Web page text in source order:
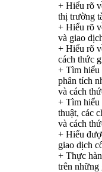
+ Hiểu rõ
thị trường
+ Hiểu rõ
và giao
+ Hiểu rõ
cách thức
+ Tìm hiểu
phân tích
và cách
+ Tìm hiểu
thuật, các
và cách
+ Hiểu
giao dịch
+ Thực
trên những